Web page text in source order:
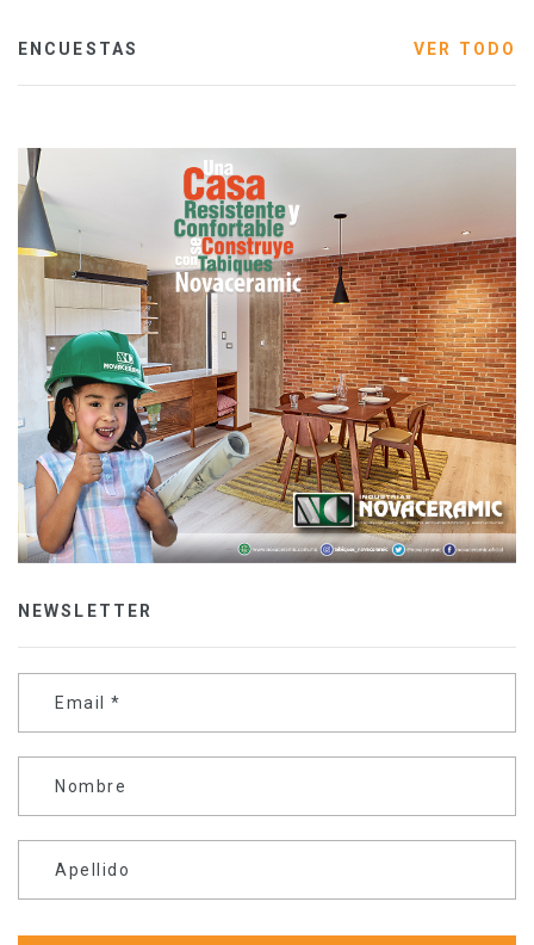
ENCUESTAS VER TODO
NEWSLETTER
Email *
Nombre
Apellido